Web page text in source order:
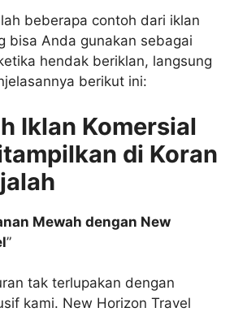
beberapa contoh dari iklan
bisa Anda gunakan sebagai
hendak beriklan, langsung
berikut ini:
Iklan Komersial
di Koran
Mewah dengan New
”
tak terlupakan dengan
kami. New Horizon Travel